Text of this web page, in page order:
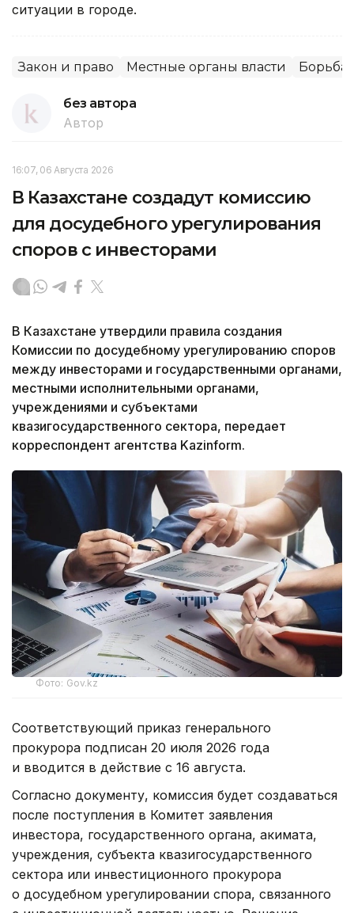
ситуации в городе.
Закон и право Местные органы власти Борьба
без автора
Автор
16:07, 06 Августа 2026
В Казахстане создадут комиссию
для досудебного урегулирования
споров с инвесторами
В Казахстане утвердили правила создания
Комиссии по досудебному урегулированию споров
между инвесторами и государственными органами,
местными исполнительными органами,
учреждениями и субъектами
квазигосударственного сектора, передает
корреспондент агентства Kazinform.
Фото: Gov.kz
Соответствующий приказ генерального
прокурора подписан 20 июля 2026 года
и вводится в действие с 16 августа.
Согласно документу, комиссия будет создаваться
после поступления в Комитет заявления
инвестора, государственного органа, акимата,
учреждения, субъекта квазигосударственного
сектора или инвестиционного прокурора
о досудебном урегулировании спора, связанного